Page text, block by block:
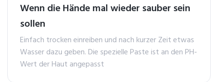
Wenn die Hände mal wieder sauber sein
sollen
Einfach trocken einreiben und nach kurzer Zeit etwas
Wasser dazu geben. Die spezielle Paste ist an den PH-
Wert der Haut angepasst